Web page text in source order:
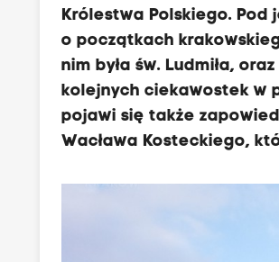
Królestwa Polskiego.
o początkach
nim była św. Ludmiła,
kolejnych ciekawostek w
pojawi się także
Wacława Kosteckiego,